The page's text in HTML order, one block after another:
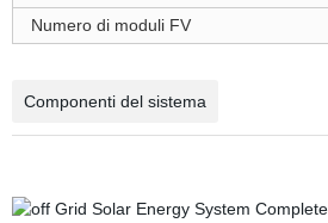
Numero di moduli FV
Componenti del sistema